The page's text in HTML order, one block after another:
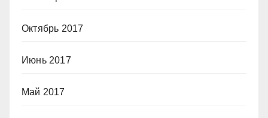
Октябрь 2017
Июнь 2017
Май 2017